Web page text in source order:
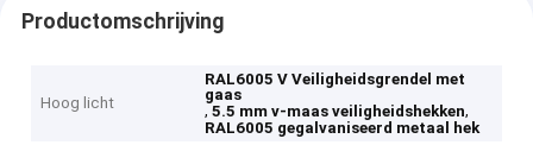
Productomschrijving
Hoog licht
RAL6005 V Veiligheidsgrendel met
gaas
,5.5 mm v-maas veiligheidshekken,
RAL6005 gegalvaniseerd metaal hek